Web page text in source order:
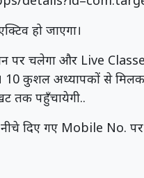
हो जाएगा।
पर चलेगा और Live
10 कुशल अध्यापकों से
तक पहुँचायेगी..
दिए गए Mobile No.